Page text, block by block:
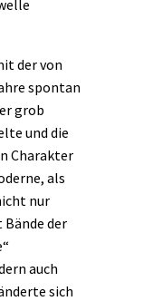
der von
spontan
grob
und die
Charakter
, als
nur
Bände der
auch
sich